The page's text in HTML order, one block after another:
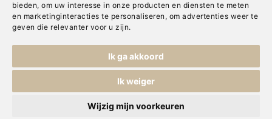
bieden, om uw interesse in onze producten en diensten te meten
en marketinginteracties te personaliseren , om advertenties weer te
geven die relevanter voor u zijn.
Ik ga akkoord
Ik weiger
Wijzig mijn voorkeuren
Cookies